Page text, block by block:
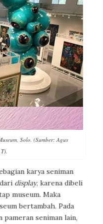
Solo. (Sumber: Agus
karya seniman
display, karena dibeli
museum. Maka
bertambah. Pada
pameran seniman lain,